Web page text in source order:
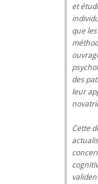
et
que
des
leur
Cette